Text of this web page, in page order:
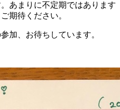
あまりに不定期ではあります
期待ください。
加、お待ちしています。